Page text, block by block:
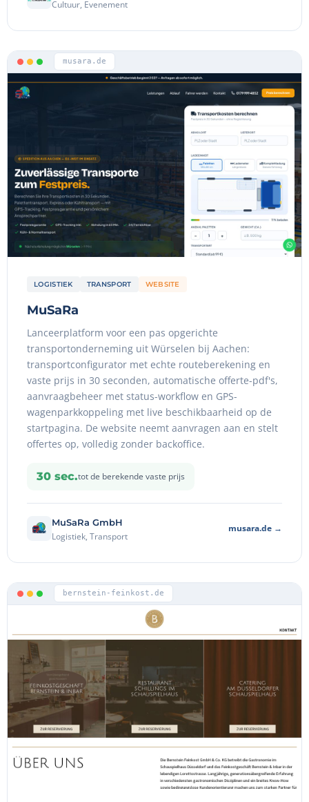
Cultuur, Evenement
musara.de
LOGISTIEK TRANSPORT WEBSITE
MuSaRa
Lanceerplatform voor een pas opgerichte
transportonderneming uit Würselen bij Aachen:
transportconfigurator met echte routeberekening en
vaste prijs in 30 seconden, automatische offerte-pdf's,
aanvraagbeheer met status-workflow en GPS-
wagenparkkoppeling met live beschikbaarheid op de
startpagina. De website neemt aanvragen aan en stelt
offertes op, volledig zonder backoffice.
30 sec.tot de berekende vaste prijs
MuSaRa GmbH
Logistiek, Transport
musara.de →
bernstein-feinkost.de